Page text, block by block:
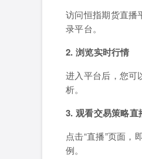
访问恒指期货直播
录平台。
2. 浏览实时行情
进入平台后，您可
析。
3. 观看交易策略直
点击“直播”页面
例。